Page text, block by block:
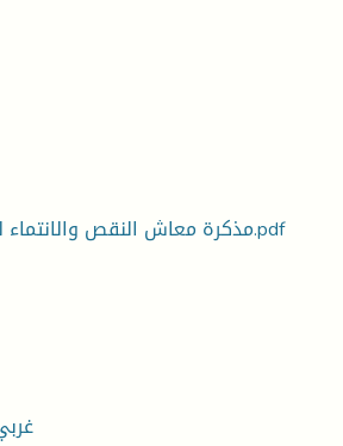
مذكرة معاش النقص والانتماء لدى المراهِقة المتبناة.pdf